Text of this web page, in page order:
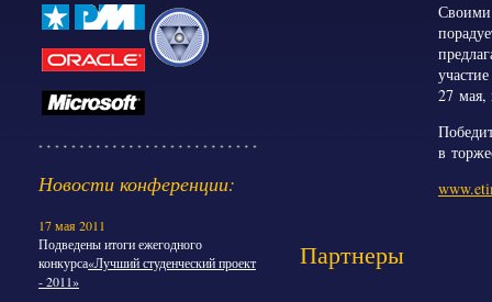
Новости конференции:
17 мая 2011
Подведены итоги ежегодного
конкурса«Лучший студенческий проект
- 2011»
Своими
27 мая,
в
Партнеры